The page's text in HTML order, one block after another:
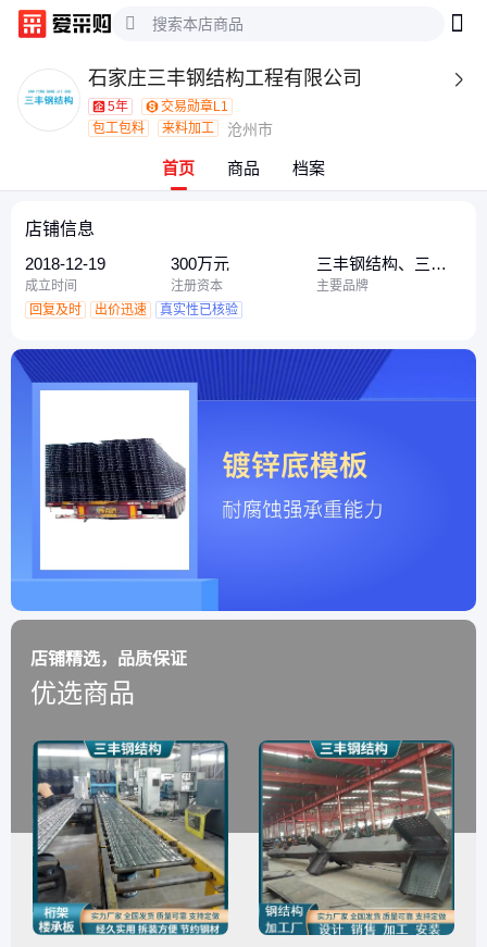
石家庄三丰钢结构工程有限公司 
5年
交易勋章L1
包工包料
来料加工 沧州市
首页 商品 档案
店铺信息
2018-12-19
成立时间
300万元
注册资本
三丰钢结构、三
丰、河北三丰钢结
构
主要品牌
回复及时
出价迅速 真实性已核验
店铺精选，品质保证
优选商品